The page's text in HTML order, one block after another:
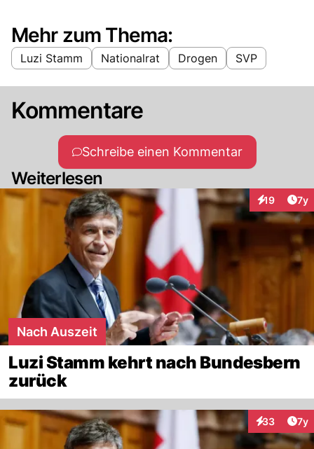
Mehr zum Thema:
Luzi Stamm Nationalrat Drogen SVP
Kommentare
Schreibe einen Kommentar
Weiterlesen
19 7y
Nach Auszeit
Luzi Stamm kehrt nach Bundesbern
zurück
33
Interaktionen
7y